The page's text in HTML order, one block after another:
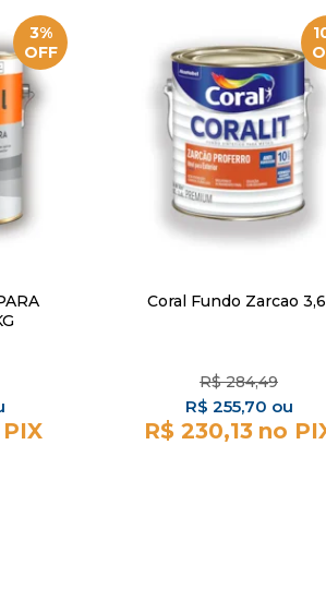
3%
OFF
Coral Fundo Zarcao
R$ 284,49
R$ 255,70
R$ 230,13